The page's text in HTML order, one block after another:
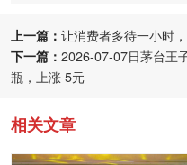
上一篇： 让消费者多待一小时
下一篇： 2026-07-07日茅台王
瓶，上涨 5元
相关文章